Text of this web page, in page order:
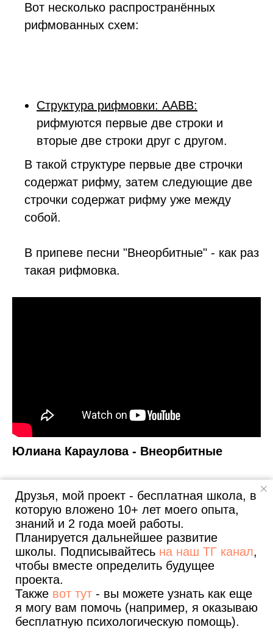
Все уроки Полезные статьи О проекте и авторе
Вот несколько распространённых
рифмованных схем:
Структура рифмовки: AABB:
рифмуются первые две строки и
вторые две строки друг с другом.
В такой структуре первые две строчки
содержат рифму, затем следующие две
строчки содержат рифму уже между
собой.
В припеве песни "Внеорбитные" - как раз
такая рифмовка.
Юлиана Караулова - Внеорбитные
Миллионы глаз смотрят нанас (А).
Делят на Венеру и наМарс (А).
Мы наденемсолнцезащитные (B).
Мы с тобойвнеорбитные. (B)
в структуре ABAB: строки рифмуются
Друзья, мой проект - бесплатная школа, в
которую вложено 10+ лет моего опыта,
знаний и 2 года моей работы.
Планируется дальнейшее развитие
школы. Подписывайтесь на наш ТГ канал,
чтобы вместе определить будущее
проекта.
Также вот тут - вы можете узнать как еще
я могу вам помочь (например, я оказываю
бесплатную психологическую помощь).